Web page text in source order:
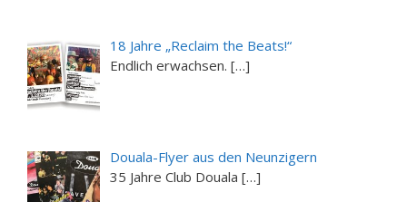
18 Jahre „Reclaim the Beats!“
Endlich erwachsen. […]
Douala-Flyer aus den Neunzigern
35 Jahre Club Douala […]